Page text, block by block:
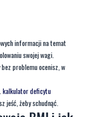
informacji na temat
swojej wagi.
problemu ocenisz, w
kalkulator deficytu
jeść, żeby schudnąć.
BMI i jak
swojego BMI. Rób